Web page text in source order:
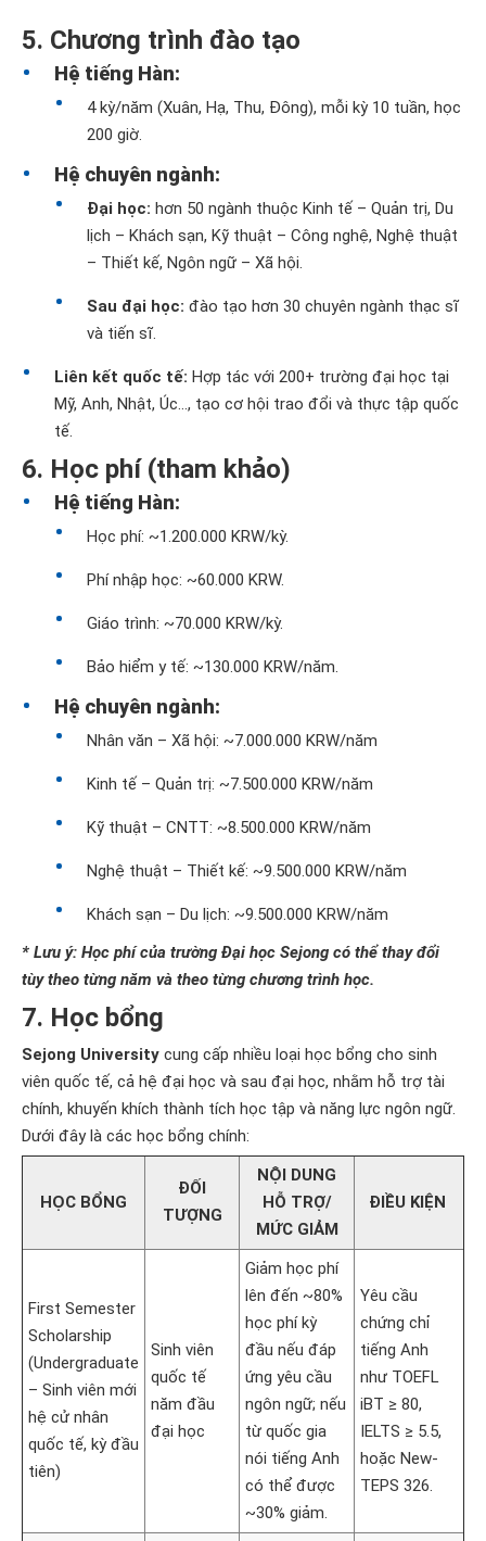
5. Chương trình đào tạo
Hệ tiếng Hàn:
4 kỳ/năm (Xuân, Hạ, Thu, Đông), mỗi kỳ 10 tuần, học
200 giờ.
Hệ chuyên ngành:
Đại học: hơn 50 ngành thuộc Kinh tế – Quản trị, Du
lịch – Khách sạn, Kỹ thuật – Công nghệ, Nghệ thuật
– Thiết kế, Ngôn ngữ – Xã hội.
Sau đại học: đào tạo hơn 30 chuyên ngành thạc sĩ
và tiến sĩ.
Liên kết quốc tế: Hợp tác với 200+ trường đại học tại
Mỹ, Anh, Nhật, Úc…, tạo cơ hội trao đổi và thực tập quốc
tế.
6. Học phí (tham khảo)
Hệ tiếng Hàn:
Học phí: ~1.200.000 KRW/kỳ.
Phí nhập học: ~60.000 KRW.
Giáo trình: ~70.000 KRW/kỳ.
Bảo hiểm y tế: ~130.000 KRW/năm.
Hệ chuyên ngành:
Nhân văn – Xã hội: ~7.000.000 KRW/năm
Kinh tế – Quản trị: ~7.500.000 KRW/năm
Kỹ thuật – CNTT: ~8.500.000 KRW/năm
Nghệ thuật – Thiết kế: ~9.500.000 KRW/năm
Khách sạn – Du lịch: ~9.500.000 KRW/năm
* Lưu ý: Học phí của trường Đại học Sejong có thể thay đổi
tùy theo từng năm và theo từng chương trình học.
7. Học bổng
Sejong University cung cấp nhiều loại học bổng cho sinh
viên quốc tế, cả hệ đại học và sau đại học, nhằm hỗ trợ tài
chính, khuyến khích thành tích học tập và năng lực ngôn ngữ.
Dưới đây là các học bổng chính:
HỌC BỔNG
ĐỐI
TƯỢNG
NỘI DUNG
HỖ TRỢ/
MỨC GIẢM
ĐIỀU KIỆN
First Semester
Scholarship
(Undergraduate
– Sinh viên mới
hệ cử nhân
quốc tế, kỳ đầu
tiên)
Sinh viên
quốc tế
năm đầu
đại học
Giảm học phí
lên đến ~80%
học phí kỳ
đầu nếu đáp
ứng yêu cầu
ngôn ngữ; nếu
từ quốc gia
nói tiếng Anh
có thể được
~30% giảm.
Yêu cầu
chứng chỉ
tiếng Anh
như TOEFL
iBT ≥ 80,
IELTS ≥ 5.5,
hoặc New-
TEPS 326.